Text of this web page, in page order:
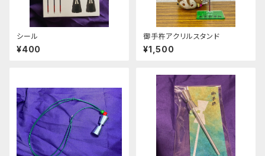
シール
¥400
御手杵アクリルスタンド
¥1,500